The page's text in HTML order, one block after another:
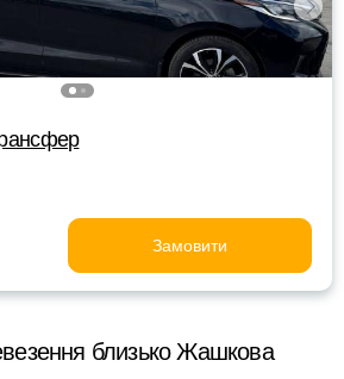
Замовити
близько Жашкова